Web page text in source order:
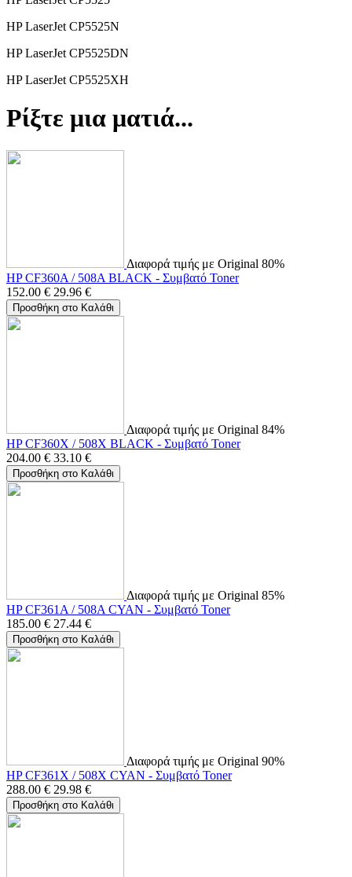
HP LaserJet CP5525N
HP LaserJet CP5525DN
HP LaserJet CP5525XH
Ρίξτε μια ματιά...
Διαφορά τιμής με Original 80%
HP CF360A / 508A BLACK - Συμβατό Toner
152.00 € 29.96 €
Προσθήκη στο Καλάθι
Διαφορά τιμής με Original 84%
HP CF360X / 508X BLACK - Συμβατό Toner
204.00 € 33.10 €
Προσθήκη στο Καλάθι
Διαφορά τιμής με Original 85%
HP CF361A / 508A CYAN - Συμβατό Toner
185.00 € 27.44 €
Προσθήκη στο Καλάθι
Διαφορά τιμής με Original 90%
HP CF361X / 508X CYAN - Συμβατό Toner
288.00 € 29.98 €
Προσθήκη στο Καλάθι